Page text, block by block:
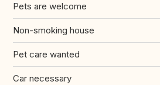
Pets are welcome
Non-smoking house
Pet care wanted
Car necessary